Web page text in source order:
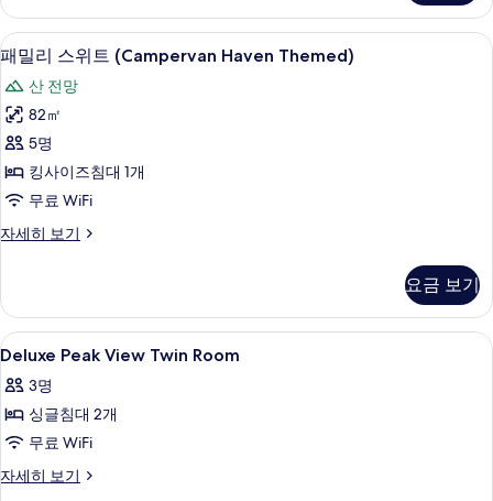
진
모
두
보
기
위
트
(Treetop
Hideout
Themed)
자
히
보
기
패
밀
리
스
위
트
(Campervan
Haven
진
모
두
보
기
패밀리 스위트 (Campervan Haven
6
패밀리 스위트 (Campervan Haven Themed)
산 전망
82㎡
5명
킹사이즈침대 1개
무료 WiFi
자세히 보기
패
위
트
(Campervan
Themed)
자
히
보
기
요금 보기
Deluxe
Peak
View
Twin
Room
사
5
Deluxe Peak View Twin Room
3명
싱글침대 2개
무료 WiFi
자세히 보기
Deluxe